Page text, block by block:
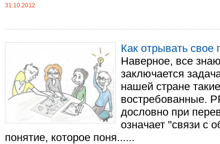
31.10.2012
Как отрывать свое
Наверное, все
заключается
нашей стране
востребованные.
дословно при
означает "связи с
понятие, которое поня......